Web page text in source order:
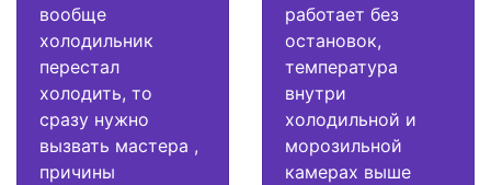
вообще
холодильник
перестал
холодить, то
сразу нужно
вызвать мастера ,
причины
работает без
остановок,
температура
внутри
холодильной и
морозильной
камерах выше